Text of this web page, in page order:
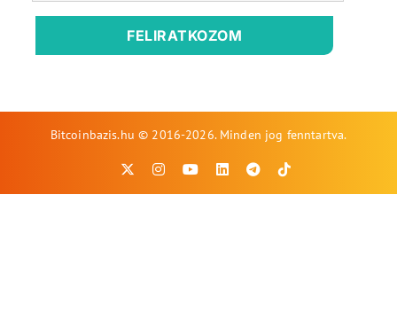
FELIRATKOZOM
Bitcoinbazis.hu © 2016-2026. Minden jog fenntartva.